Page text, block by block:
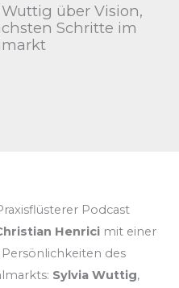
über Vision,
Schritte im
Podcast
Henrici mit einer
des
Sylvia Wuttig,